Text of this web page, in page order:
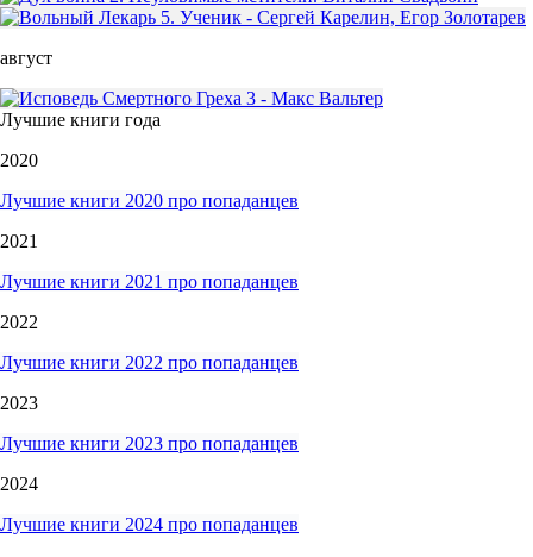
август
Лучшие книги года
2020
Лучшие книги 2020 про попаданцев
2021
Лучшие книги 2021 про попаданцев
2022
Лучшие книги 2022 про попаданцев
2023
Лучшие книги 2023 про попаданцев
2024
Лучшие книги 2024 про попаданцев